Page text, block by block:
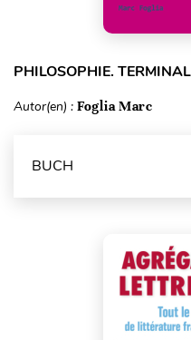
PHILOSOPHIE.
Autor(en) : Foglia Marc
BUCH